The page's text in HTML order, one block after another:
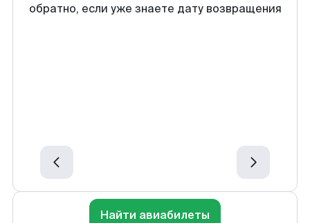
обратно, если уже знаете дату возвращения
Найти авиабилеты